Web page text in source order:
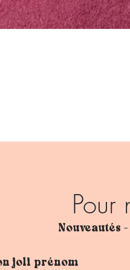
Pour
Nouveautés